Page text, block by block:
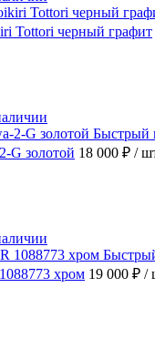
Tottori черный графит
Быстрый
G золотой 18 000 ₽ /
хром 19 000 ₽ /